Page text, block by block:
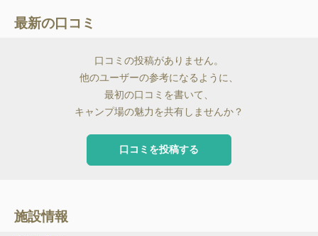
最新の口コミ
口コミの投稿がありません。
他のユーザーの参考になるように、
最初の口コミを書いて、
キャンプ場の魅力を共有しませんか？
口コミを投稿する
施設情報